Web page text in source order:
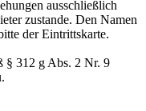
ausschließlich
zustande. Den Namen
der Eintrittskarte.
§ 312 g Abs. 2 Nr. 9